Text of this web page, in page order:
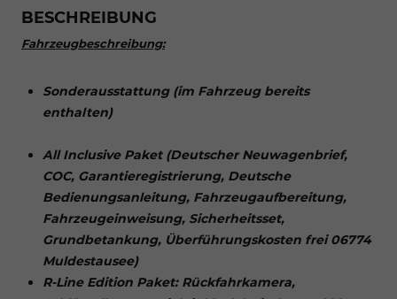
BESCHREIBUNG
Fahrzeugbeschreibung:
Sonderausstattung (im Fahrzeug bereits
enthalten)
All Inclusive Paket (Deutscher Neuwagenbrief,
COC, Garantieregistrierung, Deutsche
Bedienungsanleitung, Fahrzeugaufbereitung,
Fahrzeugeinweisung, Sicherheitsset,
Grundbetankung, Überführungskosten frei 06774
Muldestausee)
R-Line Edition Paket: Rückfahrkamera,